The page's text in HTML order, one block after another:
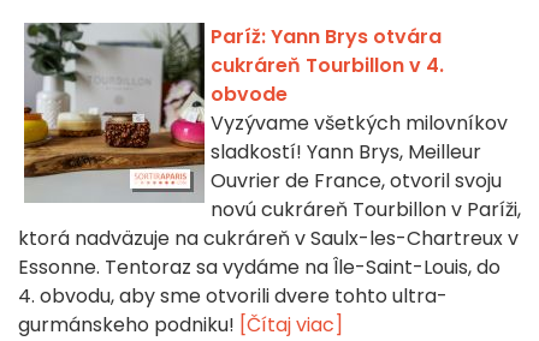
Paríž: Yann Brys otvára
cukráreň Tourbillon v 4.
obvode
Vyzývame všetkých milovníkov
sladkostí! Yann Brys, Meilleur
Ouvrier de France, otvoril svoju
novú cukráreň Tourbillon v Paríži,
ktorá nadväzuje na cukráreň v Saulx-les-Chartreux v
Essonne. Tentoraz sa vydáme na Île-Saint-Louis, do
4. obvodu, aby sme otvorili dvere tohto ultra-
gurmánskeho podniku! [Čítaj viac]